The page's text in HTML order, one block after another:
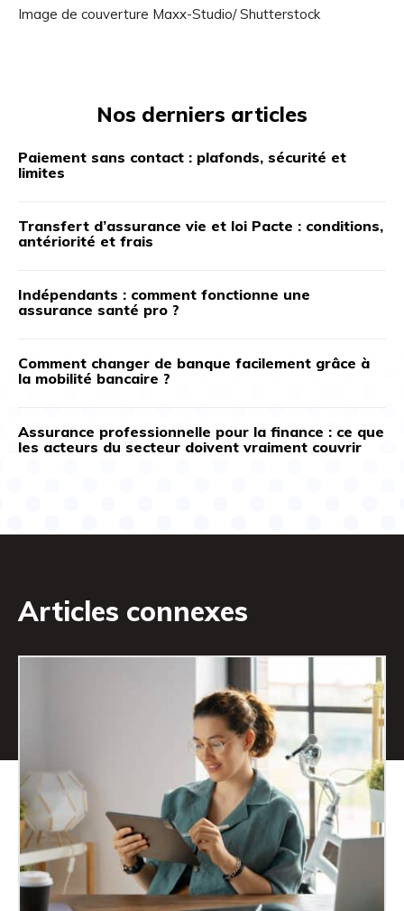
Image de couverture Maxx-Studio/ Shutterstock
Nos derniers articles
Paiement sans contact : plafonds, sécurité et
limites
Transfert d’assurance vie et loi Pacte : conditions,
antériorité et frais
Indépendants : comment fonctionne une
assurance santé pro ?
Comment changer de banque facilement grâce à
la mobilité bancaire ?
Assurance professionnelle pour la finance : ce que
les acteurs du secteur doivent vraiment couvrir
Articles connexes